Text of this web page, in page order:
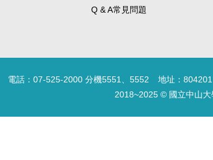
Q & A常見問題
電話：07-525-2000 分機5551、5552 地址：
2018~2025 © 國立中山